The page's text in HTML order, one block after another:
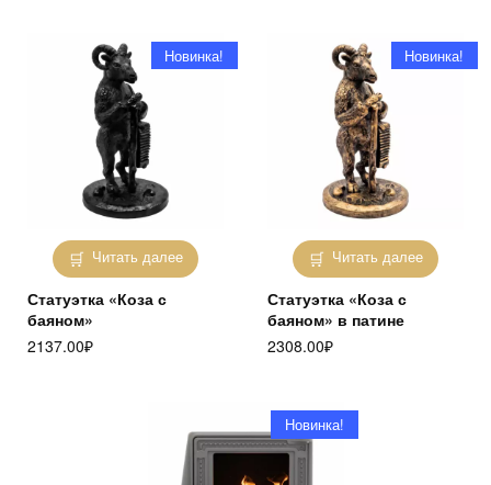
Читать далее
Новинка!
Статуэтка «Коза с
баяном»
2137.00₽
Читать далее
Новинка!
Статуэтка «Коза с
баяном» в патине
2308.00₽
Новинка!